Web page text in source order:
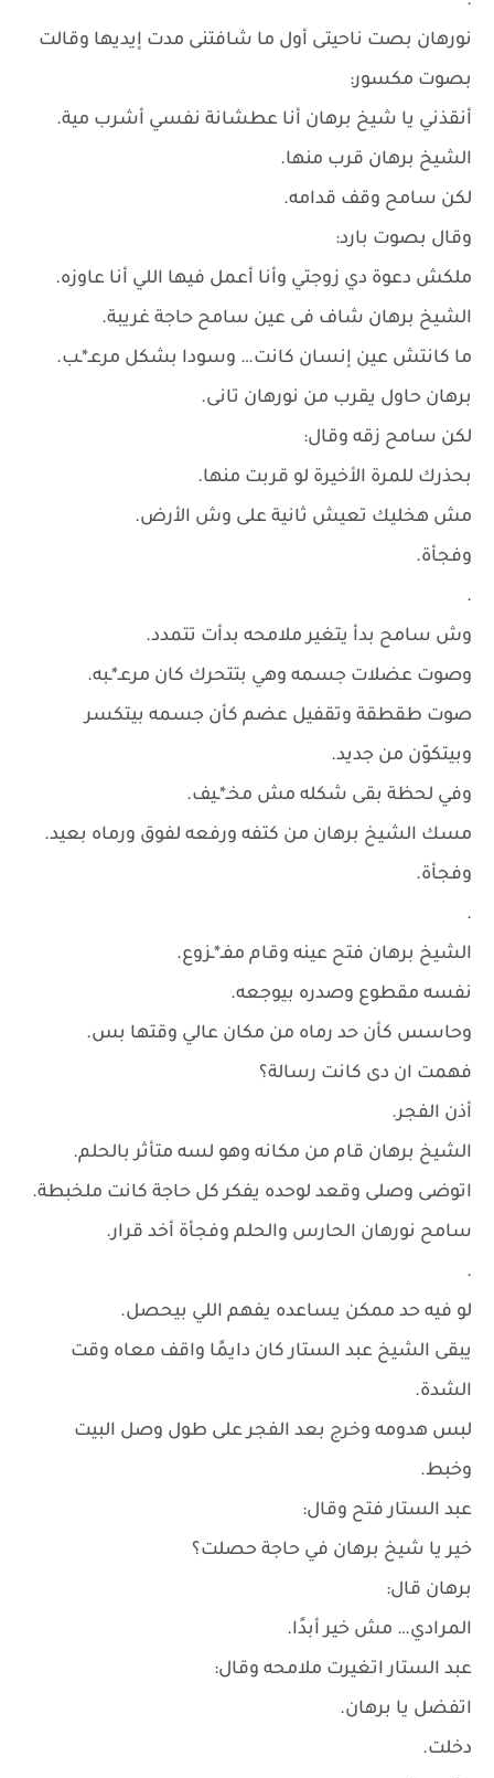
نورهان بصت ناحيتى أول ما شافتنى مدت إيديها وقالت
بصوت مكسور:
أنقذني يا شيخ برهان أنا عطشانة نفسي أشرب مية.
الشيخ برهان قرب منها.
لكن سامح وقف قدامه.
وقال بصوت بارد:
ملكش دعوة دي زوجتي وأنا أعمل فيها اللي أنا عاوزه.
الشيخ برهان شاف فى عين سامح حاجة غريبة.
ما كانتش عين إنسان كانت… وسودا بشكل مرعـ*ـب.
برهان حاول يقرب من نورهان تانى.
لكن سامح زقه وقال:
بحذرك للمرة الأخيرة لو قربت منها.
مش هخليك تعيش ثانية على وش الأرض.
وفجأة.
.
وش سامح بدأ يتغير ملامحه بدأت تتمدد.
وصوت عضلات جسمه وهي بتتحرك كان مرعـ*ـبه.
صوت طقطقة وتقفيل عضم كأن جسمه بيتكسر
وبيتكوّن من جديد.
وفي لحظة بقى شكله مش مخـ*ـيف.
مسك الشيخ برهان من كتفه ورفعه لفوق ورماه بعيد.
وفجأة.
.
الشيخ برهان فتح عينه وقام مفـ*ـزوع.
نفسه مقطوع وصدره بيوجعه.
وحاسس كأن حد رماه من مكان عالي وقتها بس.
فهمت ان دى كانت رسالة؟
أذن الفجر.
الشيخ برهان قام من مكانه وهو لسه متأثر بالحلم.
اتوضى وصلى وقعد لوحده يفكر كل حاجة كانت ملخبطة.
سامح نورهان الحارس والحلم وفجأة أخد قرار.
.
لو فيه حد ممكن يساعده يفهم اللي بيحصل.
يبقى الشيخ عبد الستار كان دايمًا واقف معاه وقت
الشدة.
لبس هدومه وخرج بعد الفجر على طول وصل البيت
وخبط.
عبد الستار فتح وقال:
خير يا شيخ برهان في حاجة حصلت؟
برهان قال:
المرادي… مش خير أبدًا.
عبد الستار اتغيرت ملامحه وقال:
اتفضل يا برهان.
دخلت.